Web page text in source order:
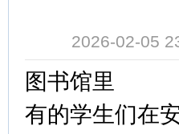
2026-02-05
图书馆里
有的学生们在